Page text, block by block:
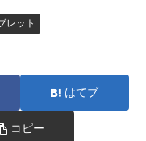
レット
はてブ
コピー